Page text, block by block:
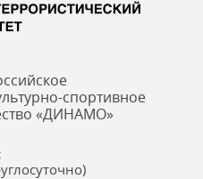
спортивное
«ДИНАМО»